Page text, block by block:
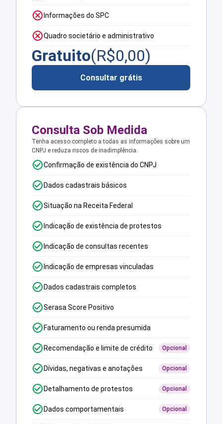
Informações do SPC
Quadro societário e administrativo
Gratuito(R$0,00)
Consultar grátis
Consulta Sob Medida
Tenha acesso completo a todas as informações sobre um
CNPJ e reduza riscos de inadimplência.
Confirmação de existência do CNPJ
Dados cadastrais básicos
Situação na Receita Federal
Indicação de existência de protestos
Indicação de consultas recentes
Indicação de empresas vinculadas
Dados cadastrais completos
Serasa Score Positivo
Faturamento ou renda presumida
Recomendação e limite de crédito Opcional
Dívidas, negativas e anotações Opcional
Detalhamento de protestos Opcional
Dados comportamentais Opcional